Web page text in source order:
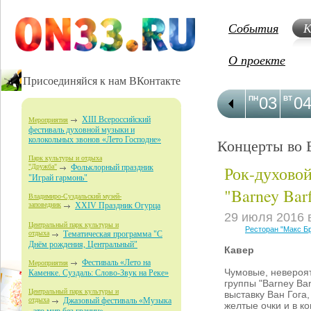
Присоединяйся к нам ВКонтакте
Мероприятия
XIII Всероссийский
фестиваль духовной музыки и
колокольных звонов «Лето Господне»
Парк культуры и отдыха
"Дружба"
Фольклорный праздник
"Играй гармонь"
Владимиро-Суздальский музей-
заповедник XXIV Праздник Огурца
Центральный парк культуры и
отдыха
Тематическая программа "С
Днём рождения, Центральный"
Мероприятия
Фестиваль «Лето на
Каменке. Суздаль: Слово-Звук на Реке»
Центральный парк культуры и
отдыха
Джазовый фестиваль «Музыка
События
О проекте
03
ПН 04
ВТ
Концерты во
Рок-
"Barney
29 июля 2016
Ресторан "Макс
Кавер
Чумовые,
группы "Barney
выставку Ван
желтые очки и в